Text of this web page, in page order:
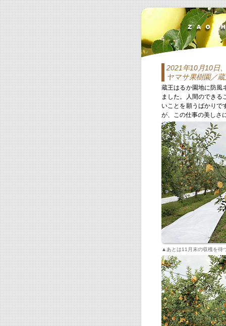
2021年10月10日
ヤマサ果樹園／
蔵王はるか園地に防風
ました。人間のできる
いことを願うばかりで
が、この仕事の美しさ
▲あとは11月末の収穫を待